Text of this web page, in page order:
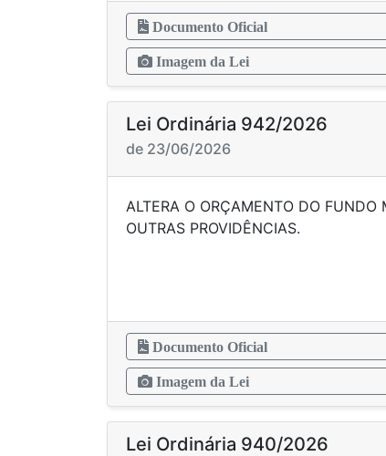
Documento Oficial
Imagem da Lei
Lei Ordinária 942/2026
de 23/06/2026
ALTERA O ORÇAMENTO DO
OUTRAS
Documento Oficial
Imagem da Lei
Lei Ordinária 940/2026